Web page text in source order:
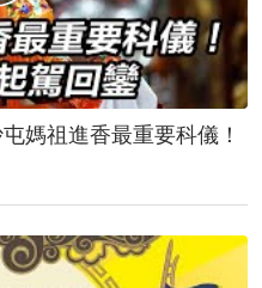
媽祖進香最重要科儀！